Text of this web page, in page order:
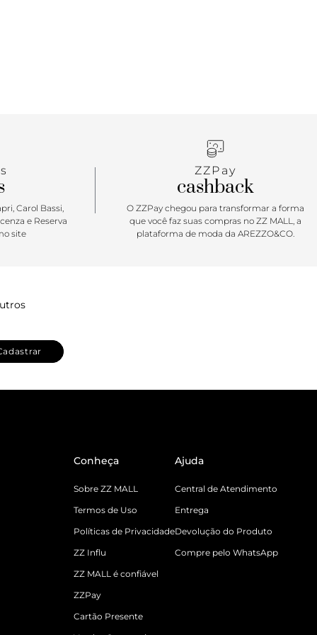
Carol Bassi,
e Reserva
site
ZZPay
cashback
O ZZPay chegou para transformar a forma
que você faz suas compras no ZZ MALL, a
plataforma de moda da AREZZO&CO.
Conheça
Sobre ZZ MALL
Termos de Uso
Políticas de Privacidade
ZZ Influ
ZZ MALL é confiável
ZZPay
Cartão Presente
Ajuda
Central de Atendimento
Entrega
Devolução do Produto
Compre pelo WhatsApp